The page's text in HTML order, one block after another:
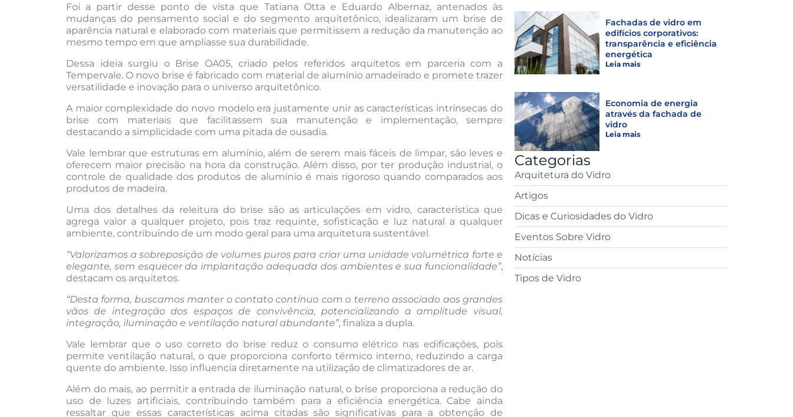
Foi a partir desse ponto de vista que Tatiana Otta e Eduardo Albernaz, antenados às
mudanças do pensamento social e do segmento arquitetônico, idealizaram um brise de
aparência natural e elaborado com materiais que permitissem a redução da manutenção ao
mesmo tempo em que ampliasse sua durabilidade.
Dessa ideia surgiu o Brise OA05, criado pelos referidos arquitetos em parceria com a
Tempervale. O novo brise é fabricado com material de alumínio amadeirado e promete trazer
versatilidade e inovação para o universo arquitetônico.
A maior complexidade do novo modelo era justamente unir as características intrínsecas do
brise com materiais que facilitassem sua manutenção e implementação, sempre
destacando a simplicidade com uma pitada de ousadia.
Vale lembrar que estruturas em alumínio, além de serem mais fáceis de limpar, são leves e
oferecem maior precisão na hora da construção. Além disso, por ter produção industrial, o
controle de qualidade dos produtos de alumínio é mais rigoroso quando comparados aos
produtos de madeira.
Uma dos detalhes da releitura do brise são as articulações em vidro, característica que
agrega valor a qualquer projeto, pois traz requinte, sofisticação e luz natural a qualquer
ambiente, contribuindo de um modo geral para uma arquitetura sustentável.
“Valorizamos a sobreposição de volumes puros para criar uma unidade volumétrica forte e
elegante, sem esquecer da implantação adequada dos ambientes e sua funcionalidade”,
destacam os arquitetos.
“Desta forma, buscamos manter o contato contínuo com o terreno associado aos grandes
vãos de integração dos espaços de convivência, potencializando a amplitude visual,
integração, iluminação e ventilação natural abundante”, finaliza a dupla.
Vale lembrar que o uso correto do brise reduz o consumo elétrico nas edificações, pois
permite ventilação natural, o que proporciona conforto térmico interno, reduzindo a carga
quente do ambiente. Isso influencia diretamente na utilização de climatizadores de ar.
Além do mais, ao permitir a entrada de iluminação natural, o brise proporciona a redução do
uso de luzes artificiais, contribuindo também para a eficiência energética. Cabe ainda
ressaltar que essas características acima citadas são significativas para a obtenção de
Fachadas de vidro em
edifícios corporativos:
transparência e eficiência
energética
Leia mais
Economia de energia
através da fachada de
vidro
Leia mais
Categorias
Arquitetura do Vidro
Artigos
Dicas e Curiosidades do Vidro
Eventos Sobre Vidro
Notícias
Tipos de Vidro